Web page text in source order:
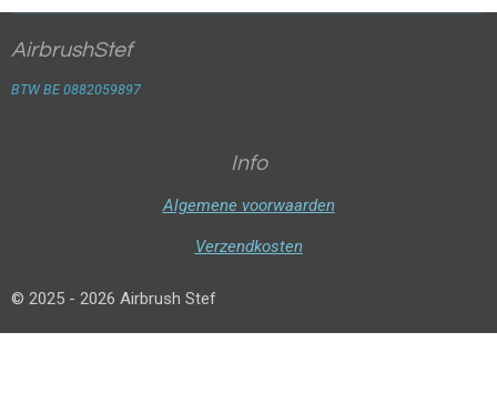
AirbrushStef
BTW BE 0882059897
Info
Algemene voorwaarden
Verzendkosten
© 2025 - 2026 Airbrush Stef